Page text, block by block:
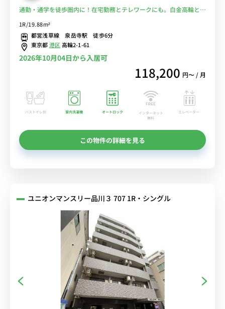
通勤・通学を徒歩圏内に！在宅勤務とテレワークにも。白金高輪と田
1R/19.88m²
都営浅草線 泉岳寺駅 徒歩6分
東京都港区高輪2-1-61
2026年10月04日から入居可
118,200 円〜 / 月
バストイレ別 室内洗濯機 オートロック
インターネット
無料
エレベーター
この物件の詳細を見る
ユニオンマンスリー品川３ 707 1R・シングル